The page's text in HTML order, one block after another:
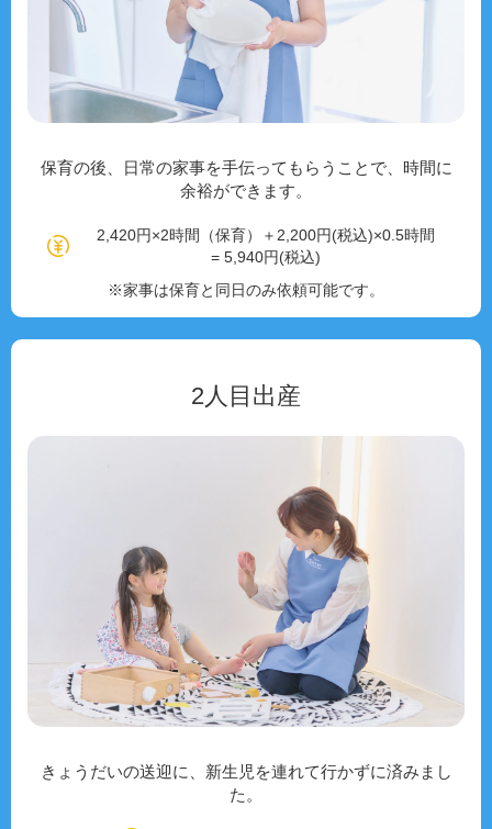
保育の後、日常の家事を手伝ってもらうことで、時間に
余裕ができます。
2,420円×2時間（保育）＋2,200円(税込)×0.5時間
= 5,940円(税込)
※家事は保育と同日のみ依頼可能です。
2人目出産
きょうだいの送迎に、新生児を連れて行かずに済みまし
た。